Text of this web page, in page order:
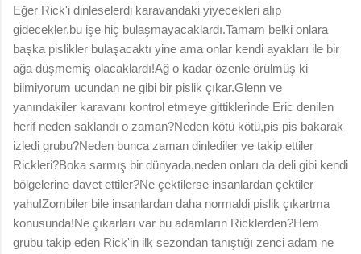
Eğer Rick'i dinleselerdi karavandaki yiyecekleri alıp
gidecekler,bu işe hiç bulaşmayacaklardı.Tamam belki onlara
başka pislikler bulaşacaktı yine ama onlar kendi ayakları ile bir
ağa düşmemiş olacaklardı!Ağ o kadar özenle örülmüş ki
bilmiyorum ucundan ne gibi bir pislik çıkar.Glenn ve
yanındakiler karavanı kontrol etmeye gittiklerinde Eric denilen
herif neden saklandı o zaman?Neden kötü kötü,pis pis bakarak
izledi grubu?Neden bunca zaman dinlediler ve takip ettiler
Rickleri?Boka sarmış bir dünyada,neden onları da deli gibi kendi
bölgelerine davet ettiler?Ne çektilerse insanlardan çektiler
yahu!Zombiler bile insanlardan daha normaldi pislik çıkartma
konusunda!Ne çıkarları var bu adamların Ricklerden?Hem
grubu takip eden Rick'in ilk sezondan tanıştığı zenci adam ne